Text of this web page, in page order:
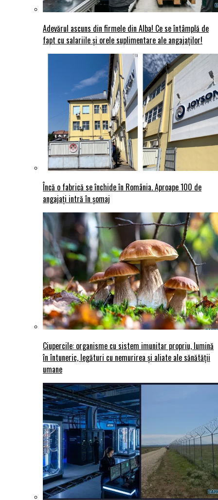
Adevărul ascuns din firmele din Alba! Ce se întâmplă de
fapt cu salariile și orele suplimentare ale angajaților!
Încă o fabrică se închide în România. Aproape 100 de
angajați intră în șomaj
Ciupercile: organisme cu sistem imunitar propriu, lumină
în întuneric, legături cu nemurirea și aliate ale sănătății
umane